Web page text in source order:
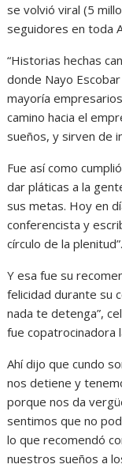
se volvió viral (5
seguidores en toda
“Historias hechas
donde Nayo
mayoría
camino hacia el
sueños, y sirven de
Fue así como
dar pláticas a la
sus metas. Hoy en
conferencista y
círculo de la plenitud”.
Y esa fue su
felicidad durante su
nada te detenga”,
fue copatrocinadora
Ahí dijo que cundo
nos detiene y
porque nos da
sentimos que no
lo que recomendó
nuestros sueños a